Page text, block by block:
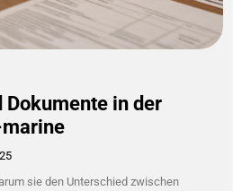
Dokumente in der
sie den Unterschied zwischen